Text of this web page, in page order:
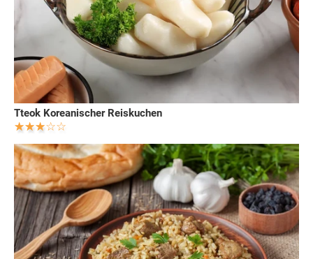
Tteok Koreanischer Reiskuchen